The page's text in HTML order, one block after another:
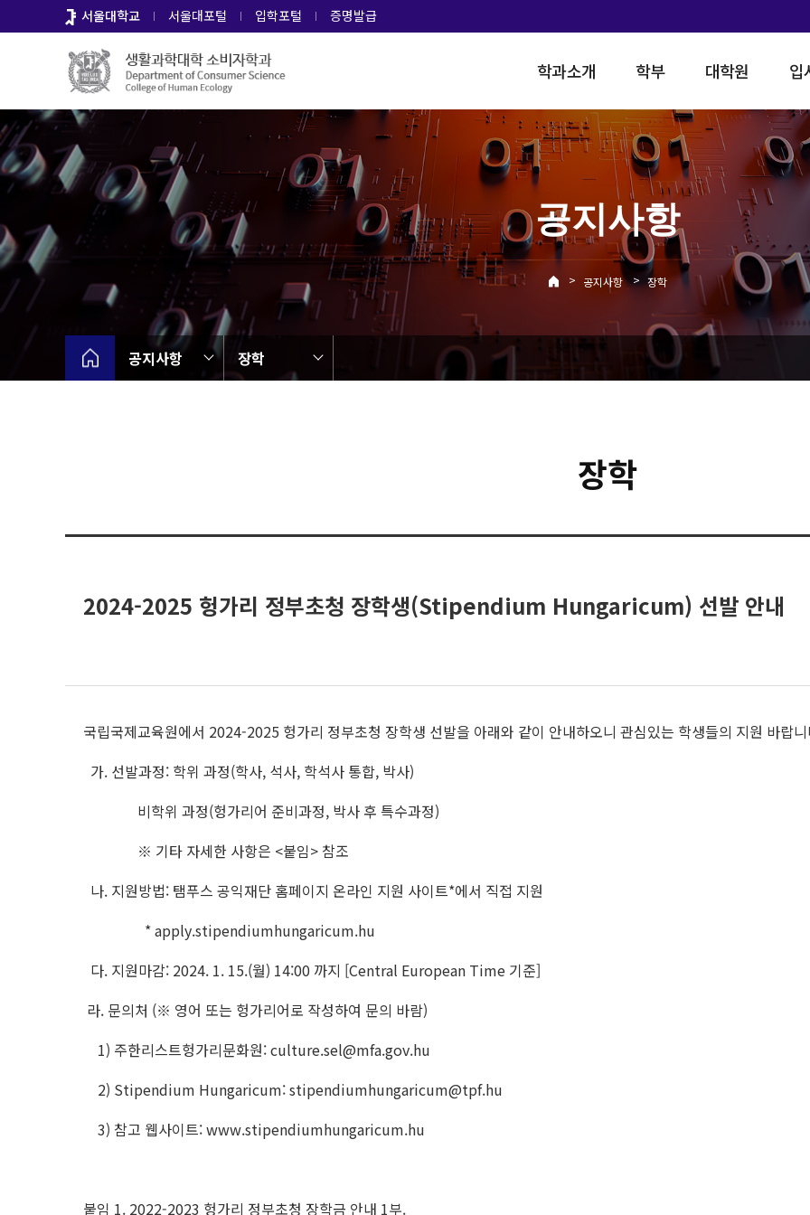
로
뉴
서울대학교 서울대포털 입학포털 증명발급
학과소개 학부 대학원 입
공지사항
> 공지사항 > 장학
공지사항 장학
장학
2024-2025 헝가리 정부초청 장학생(Stipendium Hungaricum) 선발 안내
국립국제교육원에서 2024-2025 헝가리 정부초청 장학생 선발을 아래와 같이 안내하오니 관심있는 학생들의 지원 바랍
가. 선발과정: 학위 과정(학사, 석사, 학석사 통합, 박사)
비학위 과정(헝가리어 준비과정, 박사 후 특수과정)
※ 기타 자세한 사항은 <붙임> 참조
나. 지원방법: 탬푸스 공익재단 홈페이지 온라인 지원 사이트*에서 직접 지원
* apply.stipendiumhungaricum.hu
다. 지원마감: 2024. 1. 15.(월) 14:00 까지 [Central European Time 기준]
라. 문의처 (※ 영어 또는 헝가리어로 작성하여 문의 바람)
1) 주한리스트헝가리문화원: culture.sel@mfa.gov.hu
2) Stipendium Hungaricum: stipendiumhungaricum@tpf.hu
3) 참고 웹사이트: www.stipendiumhungaricum.hu
붙임 1. 2022-2023 헝가리 정부초청 장학금 안내 1부.